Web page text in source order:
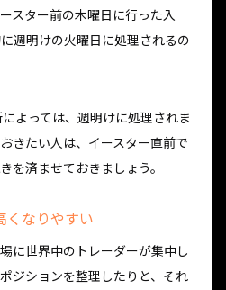
スター前の木曜日に行った入
週明けの火曜日に処理されるの
よっては、週明けに処理されま
きたい人は、イースター直前で
を済ませておきましょう。
くなりやすい
に世界中のトレーダーが集中し
ジションを整理したりと、それ